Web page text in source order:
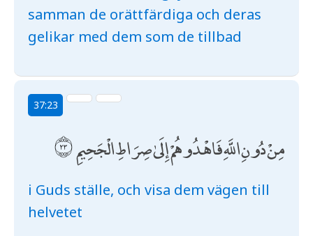
samman de orättfärdiga och deras
gelikar med dem som de tillbad
37:23
مِنْ دُونِ اللَّهِ فَاهْدُوهُمْ إِلَىٰ صِرَاطِ الْجَحِيمِ
i Guds ställe, och visa dem vägen till
helvetet